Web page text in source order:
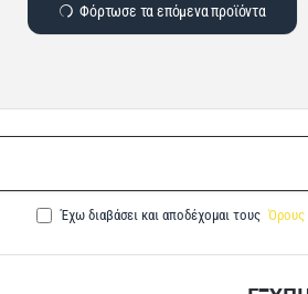
Φόρτωσε τα επόμενα προϊόντα
Έχω διαβάσει και αποδέχομαι τους Όρους